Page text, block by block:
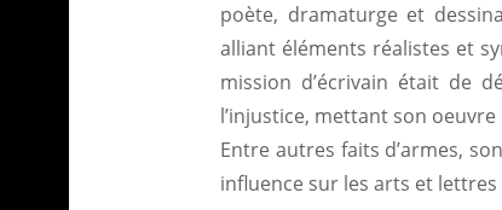
poète, dramaturge et
alliant éléments réalistes et
mission d’écrivain était de
l’injustice, mettant son
Entre autres faits d’armes,
influence sur les arts et lettres